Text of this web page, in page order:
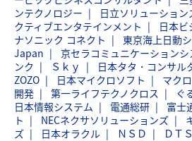
ンテクノロジー
日立ソリューション
クティブエンタテインメント
日本
ナソニック コネクト
東京海上日動
Japan
京セラコミュニケーションシ
ンク
Ｓｋｙ
日本タタ・コンサル
ZOZO
日本マイクロソフト マク
開発
第一ライフテクノクロス ぐ
日本情報システム
電通総研
富士
ト
NECネクサソリューションズ
ズ
日本オラクル ＮＳＤ ＤＴＳ